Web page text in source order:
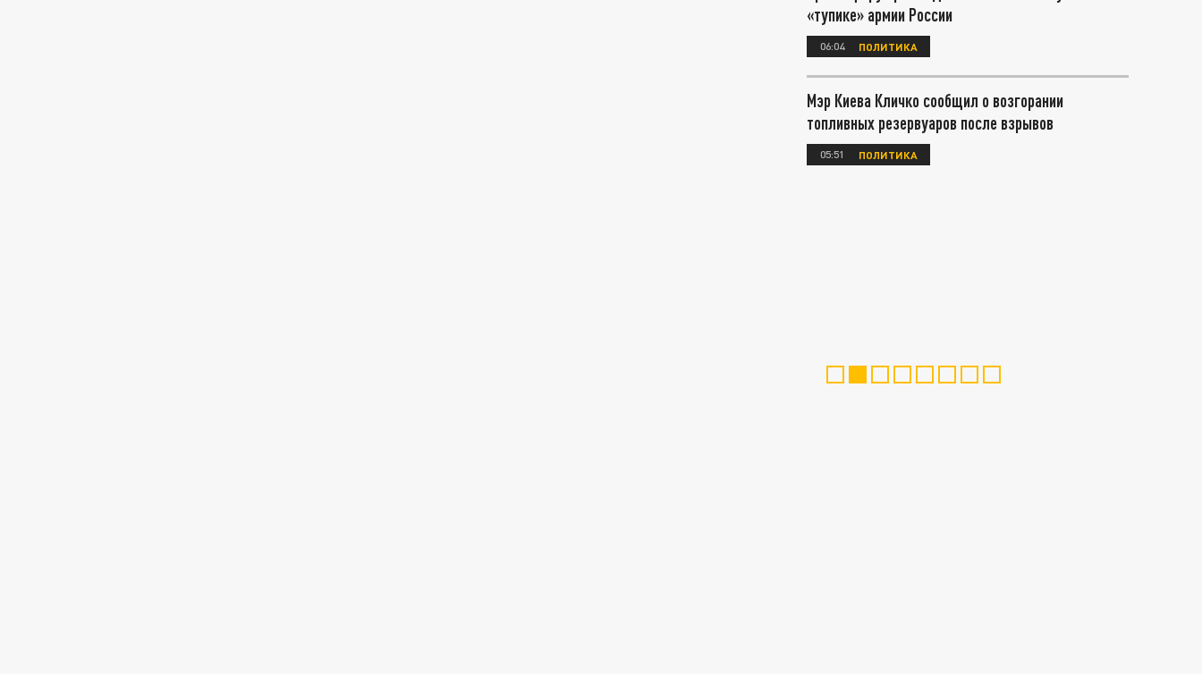
«тупике» армии России
06:04 ПОЛИТИКА
Мэр Киева Кличко сообщил о возгорании
топливных резервуаров после взрывов
05:51 ПОЛИТИКА